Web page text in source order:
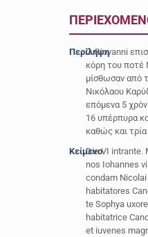
Περίληψη
Ο Giovanni
κόρη του ποτέ
μίσθωσαν από
Νικόλαου
επόμενα 5
16 υπέρπυρα
καθώς και τρία
ΚείμενοDie VI intrante.
nos Iohannes
condam
habitatores
te Sophya
habitatrice
et iuvenes